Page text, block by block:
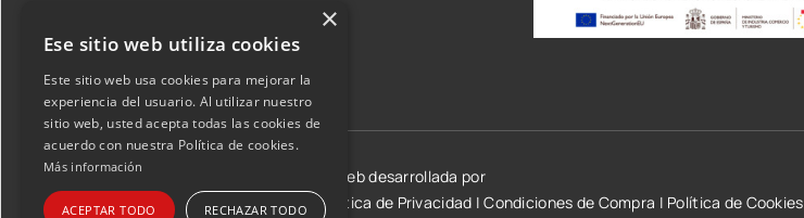
©2026 Transmisiones Lizarraga SL | Web desarrollada por
Aviso Legal y condiciones de uso |Política de Privacidad |Condiciones de Compra | Política de Cookies
×
Ese sitio web utiliza cookies
Este sitio web usa cookies para mejorar la
experiencia del usuario. Al utilizar nuestro
sitio web, usted acepta todas las cookies de
acuerdo con nuestra Política de cookies.
Más información
ACEPTAR TODO RECHAZAR TODO